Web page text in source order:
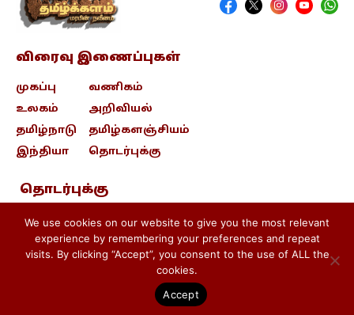
விரைவு இணைப்புகள்
முகப்பு
உலகம்
தமிழ்நாடு
இந்தியா
வணிகம்
அறிவியல்
தமிழ்களஞ்சியம்
தொடர்புக்கு
தொடர்புக்கு
contact@tamizhkalam.com
பதிப்புரிமை © 2026 தமிழ்க்களம்
Privacy Policy . Cookie Policy .
Terms & conditions
We use cookies on our website to give you the most relevant
experience by remembering your preferences and repeat
visits. By clicking “Accept”, you consent to the use of ALL the
cookies.
Accept